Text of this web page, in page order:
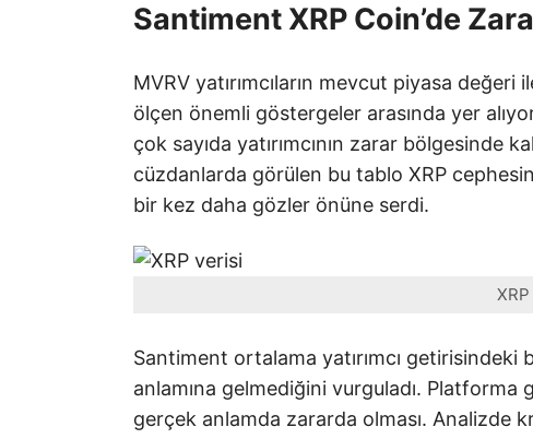
Santiment XRP Coin’de
MVRV yatırımcıların mevcut piyasa
ölçen önemli göstergeler arasında yer
çok sayıda yatırımcının zarar bölgesinde
cüzdanlarda görülen bu tablo XRP
bir kez daha gözler önüne serdi.
Santiment ortalama yatırımcı getirisindeki
anlamına gelmediğini vurguladı. Platforma
gerçek anlamda zararda olması. Analizde